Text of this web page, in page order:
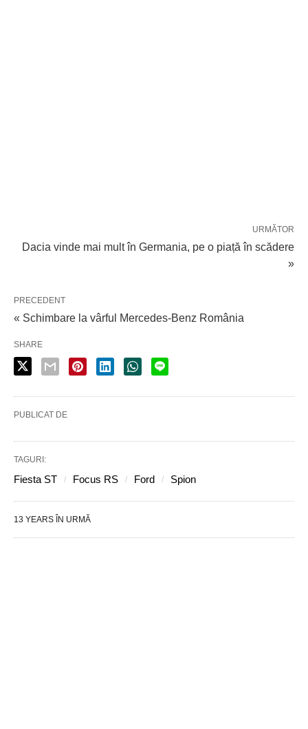
URMĂTOR
Dacia vinde mai mult în Germania, pe o piață în scădere
»
PRECEDENT
« Schimbare la vârful Mercedes-Benz România
SHARE
PUBLICAT DE
TAGURI:
Fiesta ST Focus RS Ford Spion
13 YEARS ÎN URMĂ